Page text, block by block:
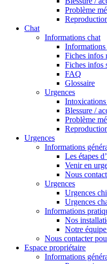
Problème
Chat
Informations chat
Informations
Fiches infos
Fiches infos
FAQ
Glossaire
Urgences
Blessure /
Problème
Urgences
Informations
Les étapes
Venir en
Nous
Urgences
Urgences
Urgences
Informations
Nos
Notre
Nous contacter
Espace propriétaire
Informations